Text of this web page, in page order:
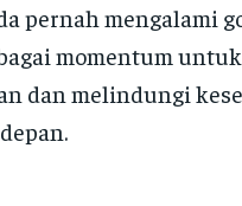
pernah mengalami
momentum
dan melindungi